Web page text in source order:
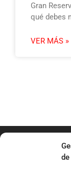
Gran
qué debes
VER MÁS »